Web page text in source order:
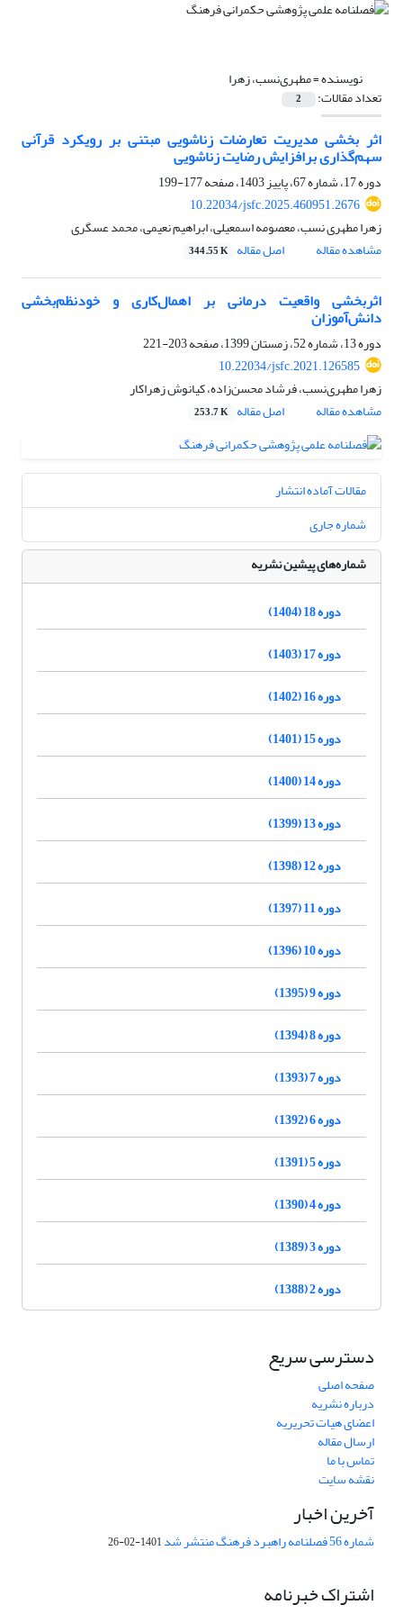
نویسنده =مطهری‌نسب، زهرا
تعداد مقالات: 2
اثر بخشی مدیریت تعارضات زناشویی مبتنی بر رویکرد قرآنی
سهم‌گذاری برافزایش رضایت زناشویی
دوره 17، شماره 67، پاییز 1403، صفحه
177-199
10.22034/jsfc.2025.460951.2676
زهرا مطهری نسب، معصومه اسمعیلی، ابراهیم نعیمی، محمد عسگری
مشاهده مقاله
اصل مقاله 344.55 K
اثربخشی واقعیت درمانی بر اهمال‌کاری و خودنظم‌بخشی
دانش‌آموزان
دوره 13، شماره 52، زمستان 1399، صفحه
203-221
10.22034/jsfc.2021.126585
زهرا مطهری‌نسب، فرشاد محسن‌زاده، کیانوش زهراکار
مشاهده مقاله
اصل مقاله 253.7 K
مقالات آماده انتشار
شماره جاری
شماره‌های پیشین نشریه
دوره 18 (1404)
دوره 17 (1403)
دوره 16 (1402)
دوره 15 (1401)
دوره 14 (1400)
دوره 13 (1399)
دوره 12 (1398)
دوره 11 (1397)
دوره 10 (1396)
دوره 9 (1395)
دوره 8 (1394)
دوره 7 (1393)
دوره 6 (1392)
دوره 5 (1391)
دوره 4 (1390)
دوره 3 (1389)
دوره 2 (1388)
دسترسی سریع
صفحه اصلی
درباره نشریه
اعضای هیات تحریریه
ارسال مقاله
تماس با ما
نقشه سایت
آخرین اخبار
شماره 56 فصلنامه راهبرد فرهنگ منتشر شد 1401-02-26
اشتراک خبرنامه